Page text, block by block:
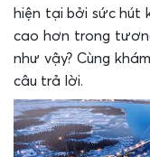
hiện tại bởi sức hút
cao hơn trong
như vậy? Cùng
câu trả lời.